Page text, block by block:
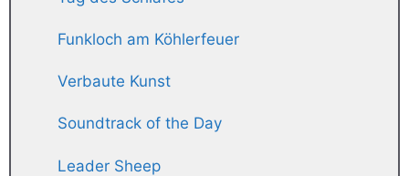
Funkloch am Köhlerfeuer
Verbaute Kunst
Soundtrack of the Day
Leader Sheep